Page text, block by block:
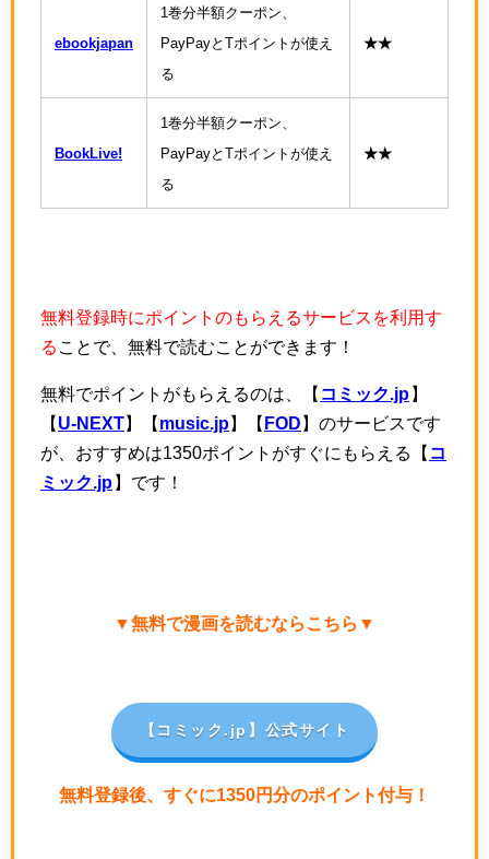
ebookjapan
1巻分半額クーポン、
PayPayとTポイントが使え
る
★★
BookLive!
1巻分半額クーポン、
PayPayとTポイントが使え
る
★★
無料登録時にポイントのもらえるサービスを利用す
る ことで、無料で読むことができます！
無料でポイントがもらえるのは、【 コミック.jp 】
【 U-NEXT】【 music.jp】【 FOD 】のサービスです
が、おすすめは1350ポイントがすぐにもらえる【 コ
ミック.jp 】です！
▼無料で漫画を読むならこちら▼
【コミック.jp 】公式サイト
無料登録後、すぐに1350円分のポイント付与！